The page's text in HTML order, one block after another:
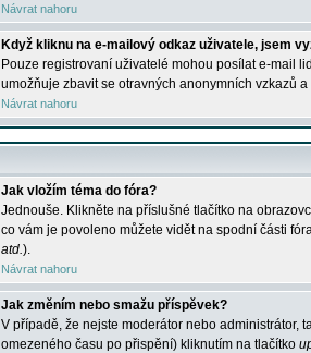
Návrat nahoru
Když kliknu na e-mailový odkaz uživatele, jsem
Pouze registrovaní uživatelé mohou posílat e-mail
umožňuje zbavit se otravných anonymních vzkazů
Návrat nahoru
Jak vložím téma do fóra?
Jednouše. Klikněte na příslušné tlačítko na
co vám je povoleno můžete vidět na spodní části
atd.).
Návrat nahoru
Jak změním nebo smažu příspěvek?
V případě, že nejste moderátor nebo administrátor,
omezeného času po přispění) kliknutím na tlačítko